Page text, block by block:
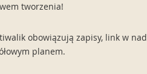
tworzenia!
obowiązują zapisy, link w
planem.